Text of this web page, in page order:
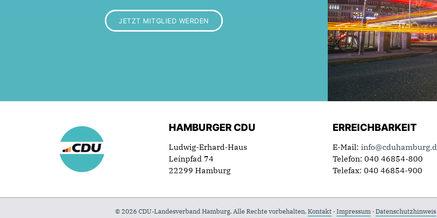
JETZT MITGLIED WERDEN
HAMBURGER CDU
Ludwig-Erhard-Haus
Leinpfad 74
22299 Hamburg
ERREICHBARKEIT
E-Mail:
Telefon: 040 46854-800
Telefax: 040 46854-900
© 2026 CDU-Landesverband Hamburg. Alle Rechte vorbehalten.Kontakt · Impressum · Datenschutzhinweis